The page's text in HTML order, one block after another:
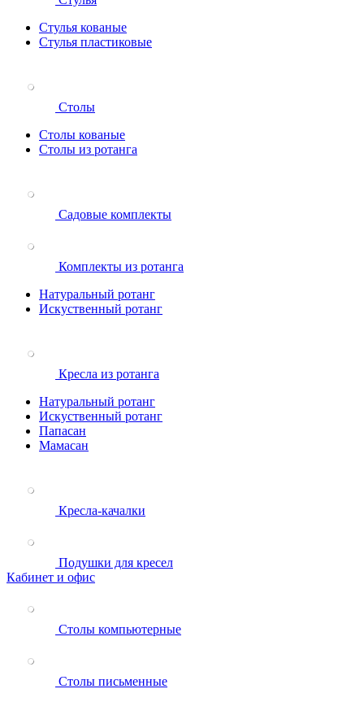
Стулья кованые
Стулья пластиковые
Столы
Столы кованые
Столы из ротанга
Садовые комплекты
Комплекты из ротанга
Натуральный ротанг
Искуственный ротанг
Кресла из ротанга
Натуральный ротанг
Искуственный ротанг
Папасан
Мамасан
Кресла-качалки
Подушки для кресел
Кабинет и офис
Столы компьютерные
Столы письменные